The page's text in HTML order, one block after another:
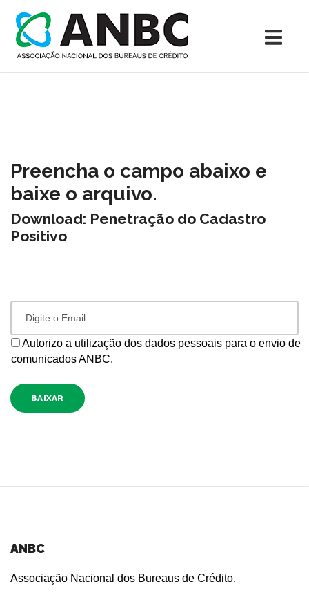
Preencha o campo abaixo e
baixe o arquivo.
Download: Penetração do Cadastro
Positivo
Autorizo a utilização dos dados pessoais para o envio de
comunicados ANBC.
BAIXAR
ANBC
Associação Nacional dos Bureaus de Crédito.